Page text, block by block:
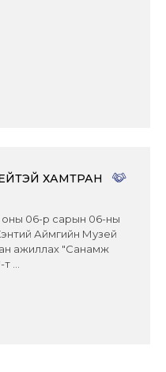
ХАМТРАН
06-р сарын 06-ны
Аймгийн Музей
ажиллах "Санамж
...